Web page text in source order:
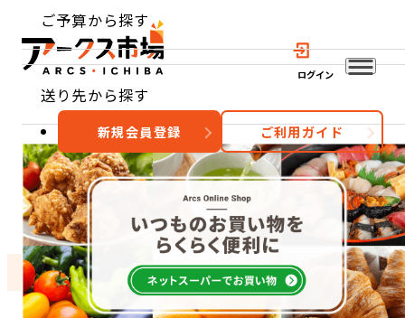
ログイン
ご予算から探す
送り先から探す
新規会員登録 ご利用ガイド
おすすめ 特集 カテゴリー